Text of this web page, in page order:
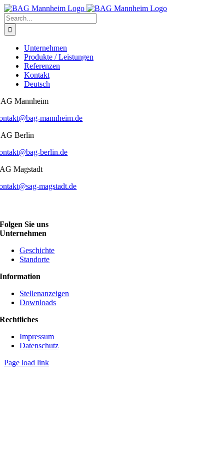
Skip
to
content
Search
for:
Unternehmen
Produkte / Leistungen
Referenzen
Kontakt
Deutsch
Mannheim
mannheim.de
Berlin
berlin.de
Magstadt
magstadt.de
Folgen Sie uns
Unternehmen
Geschichte
Standorte
Information
Stellenanzeigen
Downloads
Rechtliches
Impressum
Datenschutz
Page load link